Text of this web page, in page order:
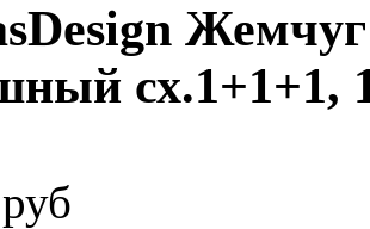
сх.1+1+1,